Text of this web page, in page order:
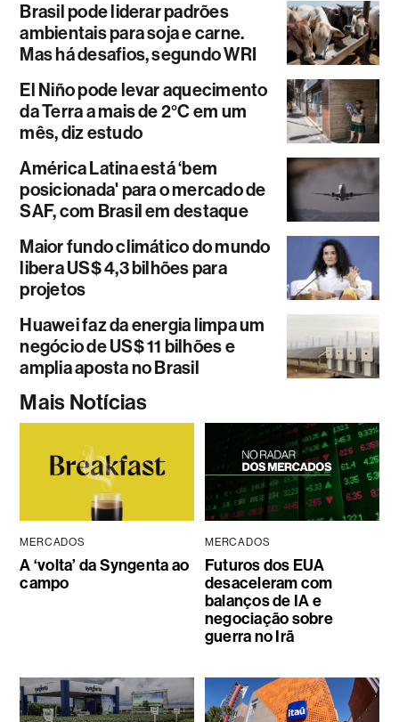
Brasil pode liderar padrões
ambientais para soja e carne.
Mas há desafios, segundo WRI
El Niño pode levar aquecimento
da Terra a mais de 2°C em um
mês, diz estudo
América Latina está ‘bem
posicionada' para o mercado de
SAF, com Brasil em destaque
Maior fundo climático do mundo
libera US$ 4,3 bilhões para
projetos
Huawei faz da energia limpa um
negócio de US$ 11 bilhões e
amplia aposta no Brasil
Mais Notícias
MERCADOS
A ‘volta’ da Syngenta ao
campo
MERCADOS
Futuros dos EUA
desaceleram com
balanços de IA e
negociação sobre
guerra no Irã